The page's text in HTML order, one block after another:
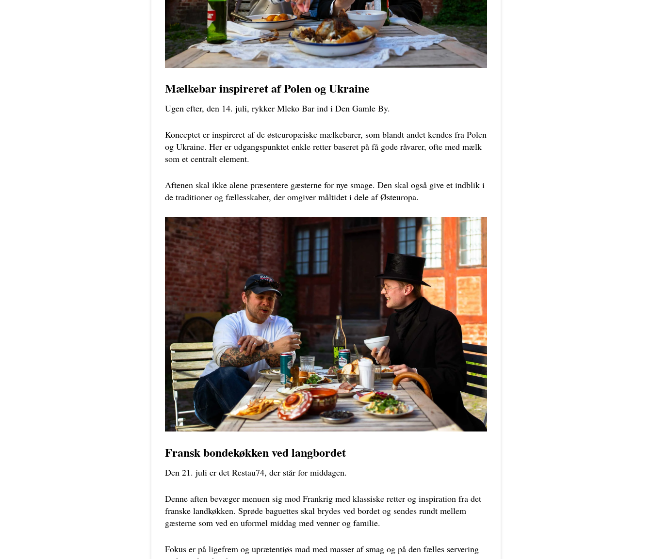
Mælkebar inspireret af Polen og Ukraine
Ugen efter, den 14. juli, rykker Mleko Bar ind i Den Gamle By.
Konceptet er inspireret af de østeuropæiske mælkebarer, som blandt andet kendes fra Polen
og Ukraine. Her er udgangspunktet enkle retter baseret på få gode råvarer, ofte med mælk
som et centralt element.
Aftenen skal ikke alene præsentere gæsterne for nye smage. Den skal også give et indblik i
de traditioner og fællesskaber, der omgiver måltidet i dele af Østeuropa.
Fransk bondekøkken ved langbordet
Den 21. juli er det Restau74, der står for middagen.
Denne aften bevæger menuen sig mod Frankrig med klassiske retter og inspiration fra det
franske landkøkken. Sprøde baguettes skal brydes ved bordet og sendes rundt mellem
gæsterne som ved en uformel middag med venner og familie.
Fokus er på ligefrem og uprætentiøs mad med masser af smag og på den fælles servering